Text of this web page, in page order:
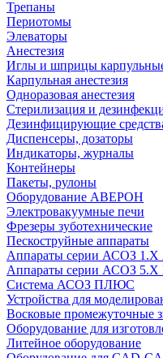
Трепаны
Периотомы
Элеваторы
Анестезия
Иглы и шприцы
Карпульная анестезия
Одноразовая анестезия
Стерилизация и
Дезинфицирующие
Диспенсеры, дозаторы
Индикаторы, журналы
Контейнеры
Пакеты, рулоны
Оборудование АВЕРОН
Электровакуумные печи
Фрезеры зуботехнические
Пескоструйные аппараты
Аппараты серии АСОЗ
Аппараты серии АСОЗ
Система АСОЗ ПЛЮС
Устройства для
Восковые промежуточные
Оборудование для
Литейное оборудование